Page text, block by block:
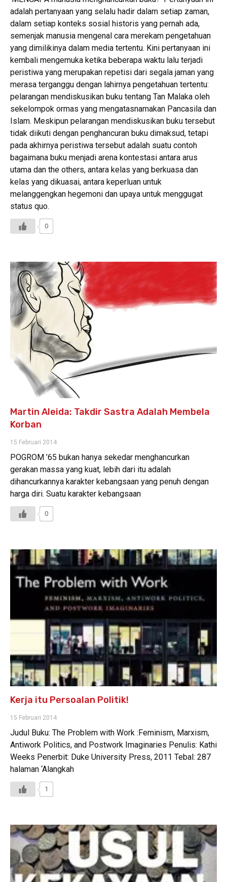
adalah pertanyaan yang selalu hadir dalam setiap zaman,
dalam setiap konteks sosial historis yang pernah ada,
semenjak manusia mengenal cara merekam pengetahuan
yang dimilikinya dalam media tertentu. Kini pertanyaan ini
kembali mengemuka ketika beberapa waktu lalu terjadi
peristiwa yang merupakan repetisi dari segala jaman yang
merasa terganggu dengan lahirnya pengetahuan tertentu:
pelarangan mendiskusikan buku tentang Tan Malaka oleh
sekelompok ormas yang mengatasnamakan Pancasila dan
Islam. Meskipun pelarangan mendiskusikan buku tersebut
tidak diikuti dengan penghancuran buku dimaksud, tetapi
pada akhirnya peristiwa tersebut adalah suatu contoh
bagaimana buku menjadi arena kontestasi antara arus
utama dan the others, antara kelas yang berkuasa dan
kelas yang dikuasai, antara keperluan untuk
melanggengkan hegemoni dan upaya untuk menggugat
status quo.
0
Martin Aleida: Takdir Sastra Adalah Membela
Korban
15 Februari 2014
POGROM ’65 bukan hanya sekedar menghancurkan
gerakan massa yang kuat, lebih dari itu adalah
dihancurkannya karakter kebangsaan yang penuh dengan
harga diri. Suatu karakter kebangsaan
0
Kerja itu Persoalan Politik!
15 Februari 2014
Judul Buku: The Problem with Work :Feminism, Marxism,
Antiwork Politics, and Postwork Imaginaries Penulis: Kathi
Weeks Penerbit: Duke University Press, 2011 Tebal: 287
halaman ‘Alangkah
1